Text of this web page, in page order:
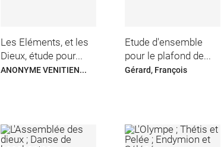
Les Eléments, et les
Dieux, étude pour...
ANONYME VENITIEN...
Etude d'ensemble
pour le plafond de...
Gérard, François